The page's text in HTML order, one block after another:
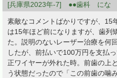
[兵庫県2023年-7] ●●歯科 にな
素敵なコメントばかりですが、15
は15年ほど前になりますが、歯列
た。説明のないレーザー治療を何
したが、前払いで100万円を支払
正ワイヤーが外れた時。前歯の上
う状態だったので「この前歯の噛